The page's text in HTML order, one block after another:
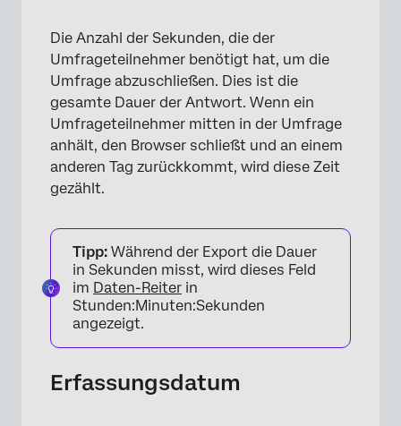
Die Anzahl der Sekunden, die der
Umfrageteilnehmer benötigt hat, um die
Umfrage abzuschließen. Dies ist die
gesamte Dauer der Antwort. Wenn ein
Umfrageteilnehmer mitten in der Umfrage
anhält, den Browser schließt und an einem
anderen Tag zurückkommt, wird diese Zeit
gezählt.
Tipp: Während der Export die Dauer
in Sekunden misst, wird dieses Feld
im Daten-Reiter in
Stunden:Minuten:Sekunden
angezeigt.
Erfassungsdatum